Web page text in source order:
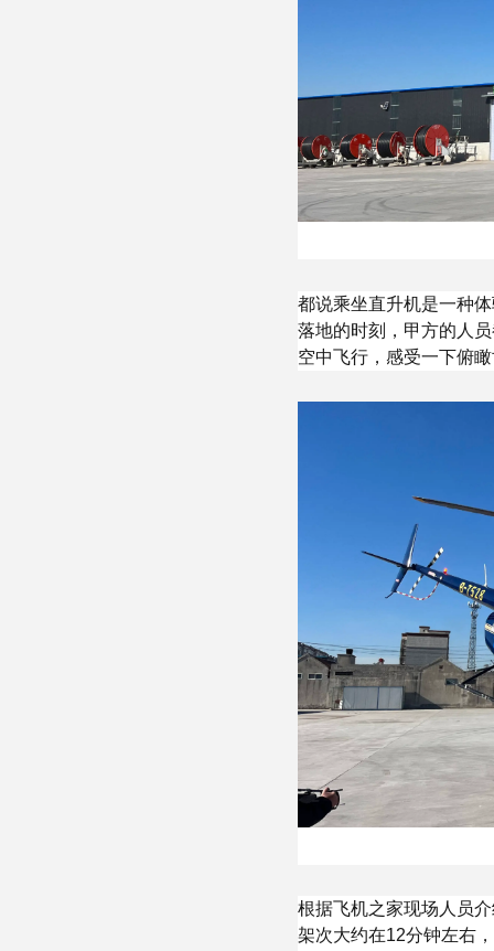
都说乘坐直升机是一种
落地的时刻，甲方的人
空中飞行，感受一下俯
根据飞机之家现场人员
架次大约在12分钟左右